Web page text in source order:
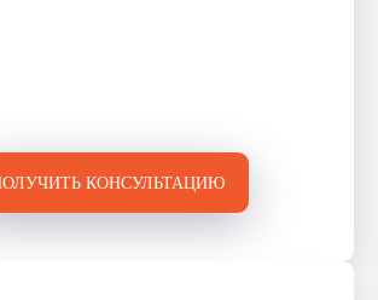
КОНСУЛЬТАЦИЮ